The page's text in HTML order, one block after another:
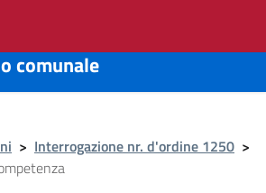
comunale
> Interrogazione nr. d'ordine 1250 >